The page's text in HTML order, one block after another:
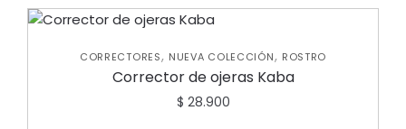
CORRECTORES, NUEVA COLECCIÓN, ROSTRO
Corrector de ojeras Kaba
$ 28.900